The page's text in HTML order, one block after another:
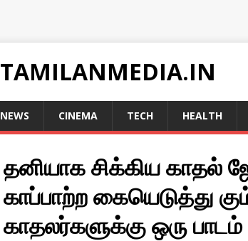
TAMILANMEDIA.IN
NEWS CINEMA TECH HEALTH
தனியாக சிக்கிய காதல்
காப்பாற்ற கையெடுத்து
காதலர்களுக்கு ஒரு பாடம்